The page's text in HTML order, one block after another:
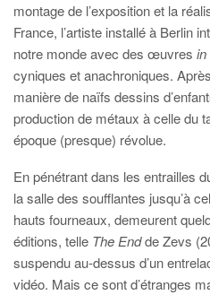
montage de l’exposition et la
France, l’artiste installé à Berlin
notre monde avec des œuvres in
cyniques et anachroniques.
manière de naïfs dessins
production de métaux à celle du
époque (presque) révolue.
En pénétrant dans les entrailles
la salle des soufflantes jusqu’à
hauts fourneaux, demeurent
éditions, telle The Endde Zevs
suspendu au-dessus d’un
vidéo. Mais ce sont d’étranges